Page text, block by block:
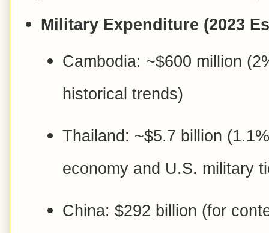
Military Expenditure (2023
Cambodia: ~$600 million
historical trends)
Thailand: ~$5.7 billion
economy and U.S. military
China: $292 billion (for